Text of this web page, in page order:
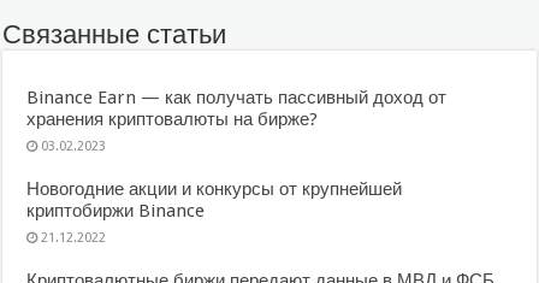
Связанные статьи
Binance Earn — как получать пассивный доход от
хранения криптовалюты на бирже?
03.02.2023
Новогодние акции и конкурсы от крупнейшей
криптобиржи Binance
21.12.2022